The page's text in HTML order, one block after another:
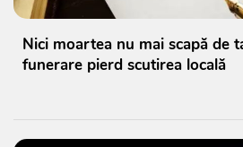
Nici moartea nu mai scapă de
funerare pierd scutirea locală